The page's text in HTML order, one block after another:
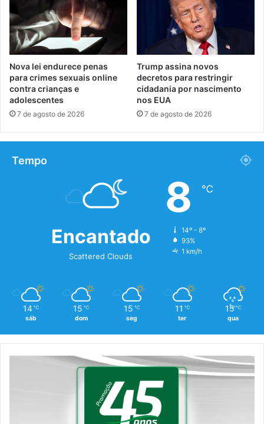
Nova lei endurece penas
para crimes sexuais online
contra crianças e
adolescentes
7 de agosto de 2026
Trump assina novos
decretos para restringir
cidadania por nascimento
nos EUA
7 de agosto de 2026
Tempo
Encantado
Scattered Clouds
8 ℃
14º - 8º
93%
1 km/h
14 ℃
sáb
15 ℃
dom
15 ℃
seg
11 ℃
ter
15 ℃
qua